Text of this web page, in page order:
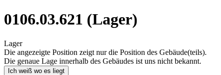
0106.03.621 (Lager)
Lager
Die angezeigte Position zeigt nur die Position des Gebäude(teils).
Die genaue Lage innerhalb des Gebäudes ist uns nicht bekannt.
Ich weiß wo es liegt